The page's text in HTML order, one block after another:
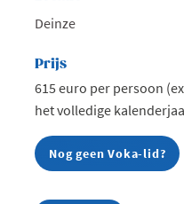
Deinze
Prijs
615 euro per persoon
het volledige
Nog geen Voka-lid?